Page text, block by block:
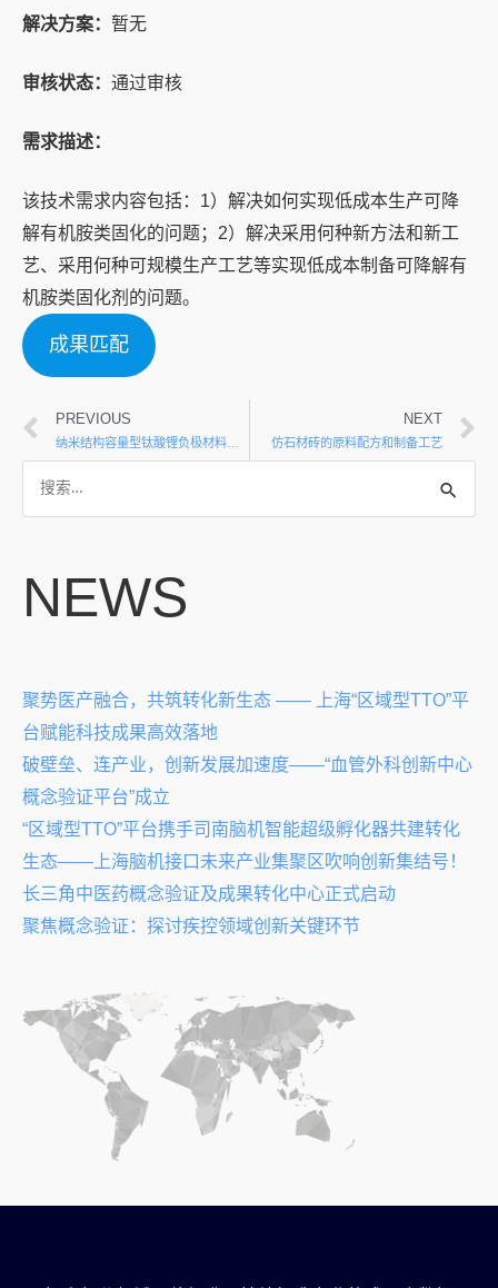
解决方案： 暂无
审核状态： 通过审核
需求描述：
该技术需求内容包括：1）解决如何实现低成本生产可降
解有机胺类固化的问题；2）解决采用何种新方法和新工
艺、采用何种可规模生产工艺等实现低成本制备可降解有
机胺类固化剂的问题。
成果匹配
PREVIOUS NEXT
仿石材砖的原料配方和制备工艺
NEWS
聚势医产融合，共筑转化新生态 —— 上海“区域型TTO”平
台赋能科技成果高效落地
破壁垒、连产业，创新发展加速度——“血管外科创新中心
概念验证平台”成立
“区域型TTO”平台携手司南脑机智能超级孵化器共建转化
生态——上海脑机接口未来产业集聚区吹响创新集结号！
长三角中医药概念验证及成果转化中心正式启动
聚焦概念验证：探讨疾控领域创新关键环节